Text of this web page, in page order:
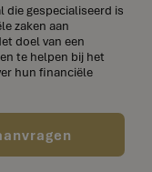
die gespecialiseerd is
zaken aan
doel van een
te helpen bij het
hun financiële